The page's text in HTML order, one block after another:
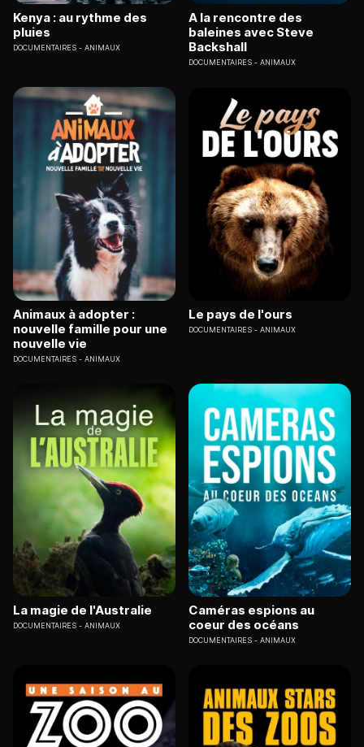
Kenya : au rythme des
pluies
DOCUMENTAIRES ANIMAUX
A la rencontre des
baleines avec Steve
Backshall
DOCUMENTAIRES ANIMAUX
Animaux à adopter :
nouvelle famille pour une
nouvelle vie
DOCUMENTAIRES ANIMAUX
Le pays de l'ours
DOCUMENTAIRES ANIMAUX
La magie de l'Australie
DOCUMENTAIRES ANIMAUX
Caméras espions au
coeur des océans
DOCUMENTAIRES ANIMAUX